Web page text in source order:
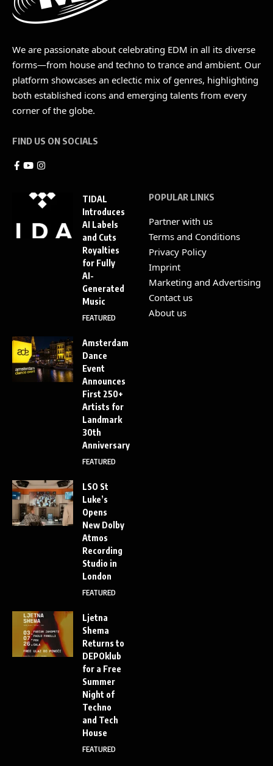
We are passionate about celebrating EDM in all its diverse
forms—from house and techno to trance and ambient. Our
platform showcases an eclectic mix of genres, highlighting
both established icons and emerging talents from every
corner of the globe.
FIND US ON SOCIALS
TIDAL
Introduces
AI Labels
and Cuts
Royalties
for Fully
AI-
Generated
Music
FEATURED
Amsterdam
Dance
Event
Announces
First 250+
Artists for
Landmark
30th
Anniversary
FEATURED
LSO St
Luke’s
Opens
New Dolby
Atmos
Recording
Studio in
London
FEATURED
Ljetna
Shema
Returns to
DEPOklub
for a Free
Summer
Night of
Techno
and Tech
House
FEATURED
POPULAR LINKS
Partner with us
Terms and Conditions
Privacy Policy
Imprint
Marketing and Advertising
Contact us
About us